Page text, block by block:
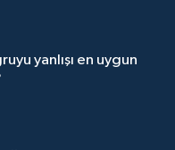
yanlışı en uygun